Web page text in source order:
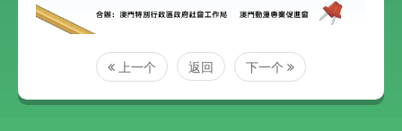
上一个 返回 下一个